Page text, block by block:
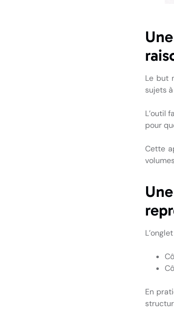
Le but
sujets
L’outil
pour
Cette
En